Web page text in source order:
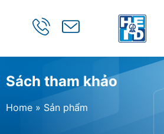
Sách tham khảo
Home » Sản phẩm